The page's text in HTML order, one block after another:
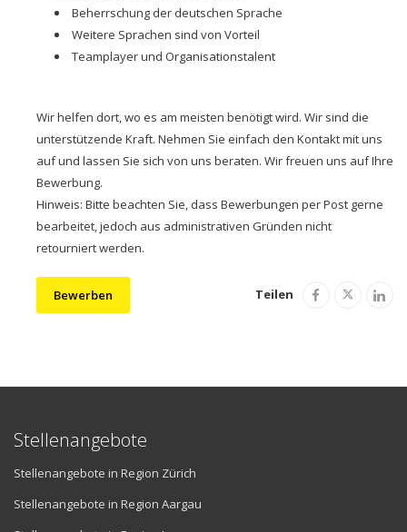
Beherrschung der deutschen Sprache
Weitere Sprachen sind von Vorteil
Teamplayer und Organisationstalent
Wir helfen dort, wo es am meisten benötigt wird. Wir sind die
unterstützende Kraft. Nehmen Sie einfach den Kontakt mit uns
auf und lassen Sie sich von uns beraten. Wir freuen uns auf Ihre
Bewerbung.
Hinweis: Bitte beachten Sie, dass Bewerbungen per Post gerne
bearbeitet, jedoch aus administrativen Gründen nicht
retourniert werden.
Bewerben Teilen
Stellenangebote
Stellenangebote in Region Zürich
Stellenangebote in Region Aargau